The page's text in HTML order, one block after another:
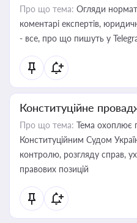
Про що тема: Огляди
коментарі експертів,
- все, про що пишуть у
Конституційне
Про що тема: Тема охоплює
Конституційним Судом
контролю, розгляду справ,
правових позицій